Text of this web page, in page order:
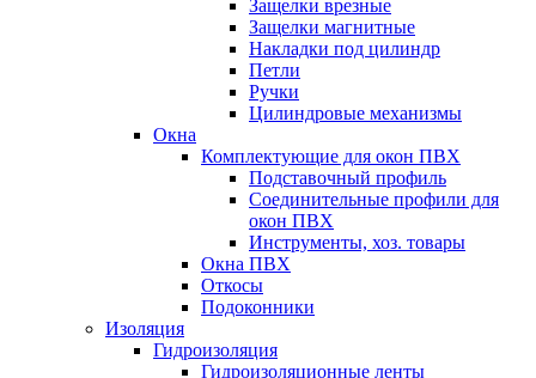
Защелки врезные
Защелки магнитные
Накладки под цилиндр
Петли
Ручки
Цилиндровые механизмы
Окна
Комплектующие для окон ПВХ
Подставочный профиль
Соединительные профили для
окон ПВХ
Инструменты, хоз. товары
Окна ПВХ
Откосы
Подоконники
Изоляция
Гидроизоляция
Гидроизоляционные ленты